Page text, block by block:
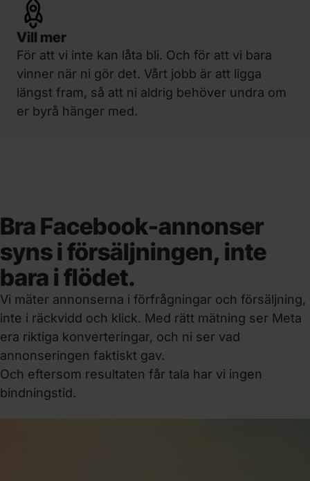
Vill mer
För att vi inte kan låta bli. Och för att vi bara
vinner när ni gör det. Vårt jobb är att ligga
längst fram, så att ni aldrig behöver undra om
er byrå hänger med.
Bra Facebook-annonser
syns i försäljningen, inte
bara i flödet.
Vi mäter annonserna i förfrågningar och försäljning,
inte i räckvidd och klick. Med rätt mätning ser Meta
era riktiga konverteringar, och ni ser vad
annonseringen faktiskt gav.
Och eftersom resultaten får tala har vi ingen
bindningstid.